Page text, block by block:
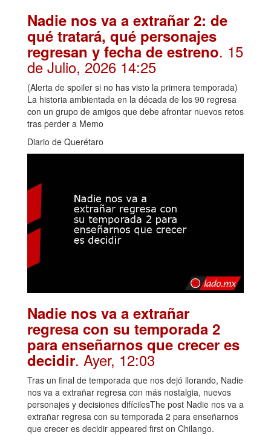
Nadie nos va a extrañar 2: de
qué tratará, qué personajes
regresan y fecha de estreno. 15
de Julio, 2026 14:25
(Alerta de spoiler si no has visto la primera temporada)
La historia ambientada en la década de los 90 regresa
con un grupo de amigos que debe afrontar nuevos retos
tras perder a Memo
Diario de Querétaro
Nadie nos va a extrañar
regresa con su temporada 2
para enseñarnos que crecer es
decidir. Ayer, 12:03
Tras un final de temporada que nos dejó llorando, Nadie
nos va a extrañar regresa con más nostalgia, nuevos
personajes y decisiones difícilesThe post Nadie nos va a
extrañar regresa con su temporada 2 para enseñarnos
que crecer es decidir appeared first on Chilango.